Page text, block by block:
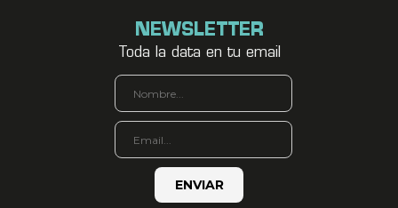
NEWSLETTER
Toda la data en tu email